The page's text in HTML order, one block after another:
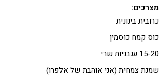
מצרכים:
כרובית בינונית
כוס קמח כוסמין
15-20 עגבניות שרי
שמנת צמחית (אני אוהבת של אלפרו)